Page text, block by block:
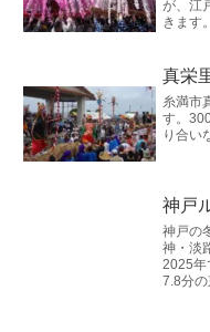
が、江
きます
真栄
糸満市
す。
り合い
神戸
神戸の
神・淡
2025年
7.8分